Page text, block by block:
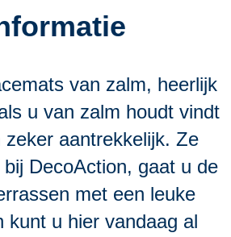
van zalm, heerlijk
u van zalm houdt vindt
aantrekkelijk. Ze
DecoAction, gaat u de
met een leuke
kunt u hier vandaag al